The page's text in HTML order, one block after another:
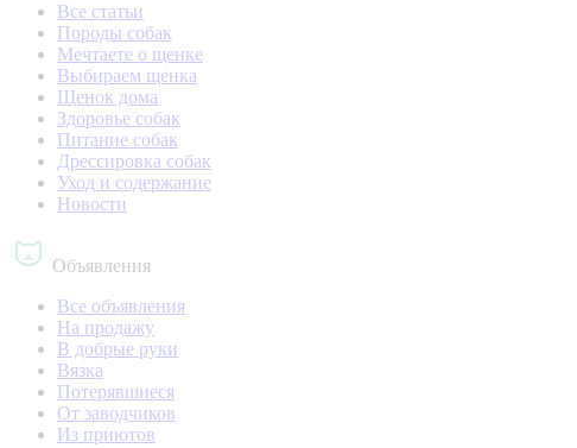
Все статьи
Породы собак
Мечтаете о щенке
Выбираем щенка
Щенок дома
Здоровье собак
Питание собак
Дрессировка собак
Уход и содержание
Новости
Объявления
Все объявления
На продажу
В добрые руки
Вязка
Потерявшиеся
От заводчиков
Из приютов